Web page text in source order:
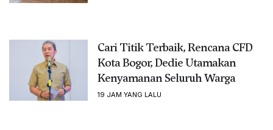
Cari Titik Terbaik, Rencana CFD
Kota Bogor, Dedie Utamakan
Kenyamanan Seluruh Warga
19 JAM YANG LALU